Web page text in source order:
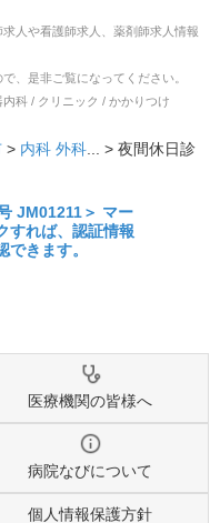
人や看護師求人、薬剤師求人情報
、是非ご覧になってください。
科 / クリニック / かかりつけ
> 内科 外科... > 夜間休日診
医療機関の皆様へ
病院なびについて
個人情報保護方針